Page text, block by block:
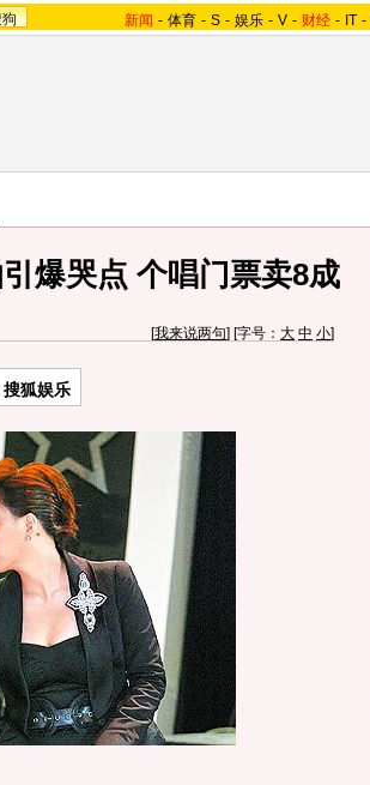
新闻 - 体育 - S - 娱乐 - V - 财经 - IT -
爆哭点 个唱门票卖8成
[我来说两句] [字号： 大 中 小]
狐娱乐